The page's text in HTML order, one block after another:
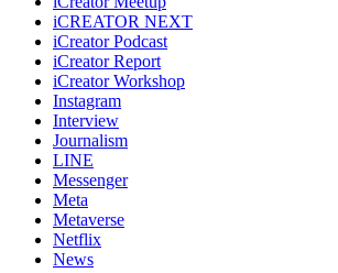
iCREATOR NEXT
iCreator Podcast
iCreator Report
iCreator Workshop
Instagram
Interview
Journalism
LINE
Messenger
Meta
Metaverse
Netflix
News